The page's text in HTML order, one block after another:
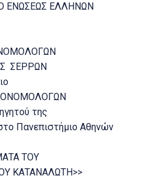
ΕΝΩΣΕΩΣ ΕΛΛΗΝΩΝ
ΣΕΡΡΩΝ
της
Πανεπιστήμιο Αθηνών
ΤΟΥ
ΚΑΤΑΝΑΛΩΤΗ>>